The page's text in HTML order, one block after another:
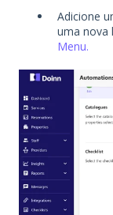
Adicione
uma nova
Menu.